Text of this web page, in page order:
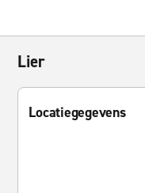
Lier
Locatiegegevens